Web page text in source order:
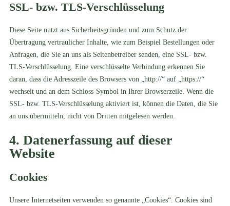
SSL- bzw. TLS-Verschlüsselung
Diese Seite nutzt aus Sicherheitsgründen und zum Schutz der
Übertragung vertraulicher Inhalte, wie zum Beispiel Bestellungen oder
Anfragen, die Sie an uns als Seitenbetreiber senden, eine SSL- bzw.
TLS-Verschlüsselung. Eine verschlüsselte Verbindung erkennen Sie
daran, dass die Adresszeile des Browsers von „http://“ auf „https://“
wechselt und an dem Schloss-Symbol in Ihrer Browserzeile. Wenn die
SSL- bzw. TLS-Verschlüsselung aktiviert ist, können die Daten, die Sie
an uns übermitteln, nicht von Dritten mitgelesen werden.
4. Datenerfassung auf dieser
Website
Cookies
Unsere Internetseiten verwenden so genannte „Cookies“. Cookies sind